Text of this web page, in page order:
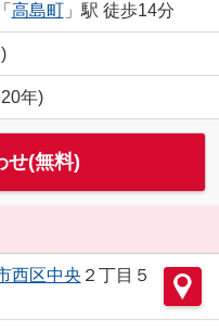
「 高島町」駅 徒歩14分
年)
せ(無料)
西区中央 ２丁目５